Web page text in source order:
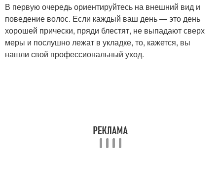
В первую очередь ориентируйтесь на внешний вид и
поведение волос. Если каждый ваш день — это день
хорошей прически, пряди блестят, не выпадают сверх
меры и послушно лежат в укладке, то, кажется, вы
нашли свой профессиональный уход.